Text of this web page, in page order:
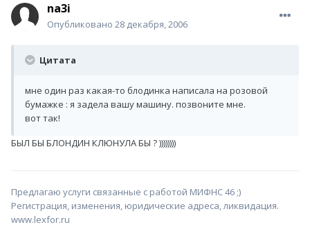
na3i
Опубликовано 28 декабря, 2006
Цитата
мне один раз какая-то блодинка написала на розовой
бумажке : я задела вашу машину. позвоните мне.
вот так!
БЫЛ БЫ БЛОНДИН КЛЮНУЛА БЫ ? ))))))))
Предлагаю услуги связанные с работой МИФНС 46 ;)
Регистрация, изменения, юридические адреса, ликвидация.
www.lexfor.ru